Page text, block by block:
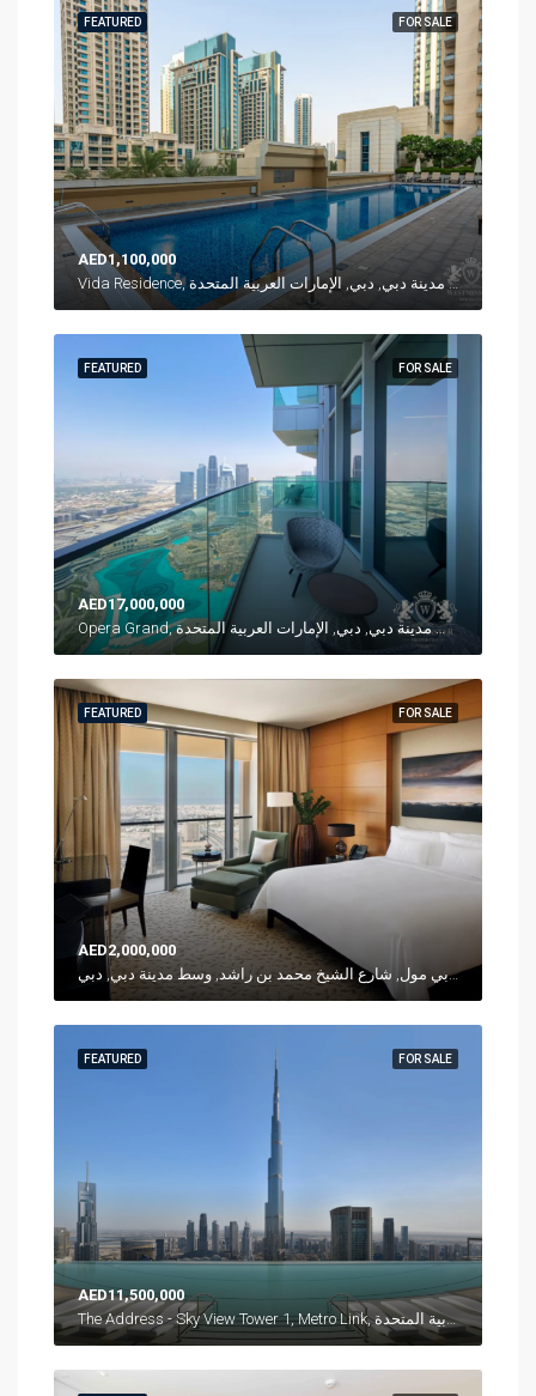
FOR SALE
FEATURED
AED1,100,000
Vida Residence, شارع العلم, وسط مدينة دبي, دبي, الإمارات العربية المتحدة
FOR SALE
FEATURED
AED17,000,000
Opera Grand, شارع الشيخ محمد بن راشد, وسط مدينة دبي, دبي, الإمارات العربية المتحدة
FOR SALE
FEATURED
AED2,000,000
العنوان - دبي مول, شارع الشيخ محمد بن راشد, وسط مدينة دبي, دبي, P. O. Box 31166, الإمارات العربية المتحدة
FOR SALE
FEATURED
AED11,500,000
The Address - Sky View Tower 1, Metro Link, وسط مدينة دبي, دبي, الإمارات العربية المتحدة